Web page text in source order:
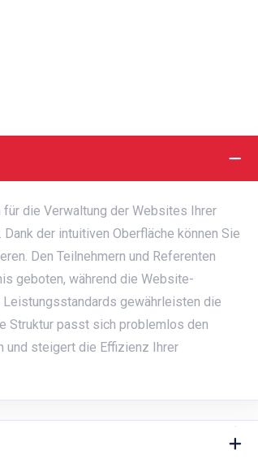
die Verwaltung der Websites Ihrer
der intuitiven Oberfläche können Sie
Den Teilnehmern und Referenten
geboten, während die Website-
gewährleisten die
Struktur passt sich problemlos den
und steigert die Effizienz Ihrer